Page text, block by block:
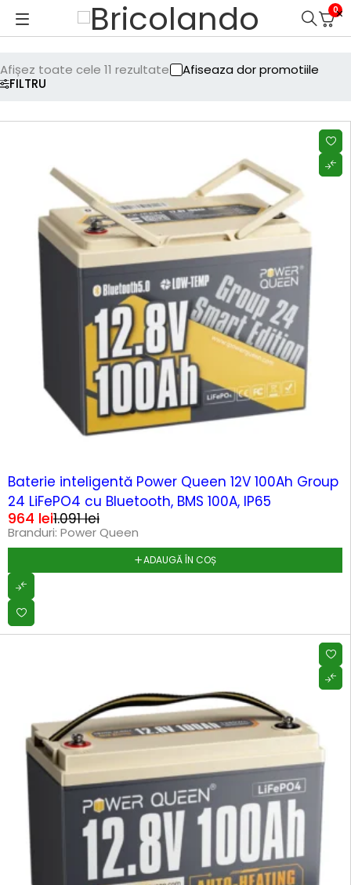
0
FILTRU
Afișez toate cele 11 rezultate Afiseaza dor promotiile
Baterie inteligentă Power Queen 12V 100Ah Group
24 LiFePO4 cu Bluetooth, BMS 100A, IP65
1.091lei
964 lei
Branduri: Power Queen
ADAUGĂ ÎN COȘ